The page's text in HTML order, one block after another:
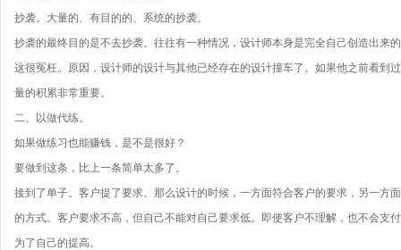
抄袭。大量的、有目的的、系统的抄袭。
抄袭的最终目的是不去抄袭。往往有一种情况，设计师本身是完全自己创造出来
这很冤枉。原因，设计师的设计与其他已经存在的设计撞车了。如果他之前看到
量的积累非常重要。
二、以做代练。
如果做练习也能赚钱，是不是很好？
要做到这条，比上一条简单太多了。
接到了单子。客户提了要求。那么设计的时候，一方面符合客户的要求，另一
的方式。客户要求不高，但自己不能对自己要求低。即使客户不理解，也不会
为了自己的提高。